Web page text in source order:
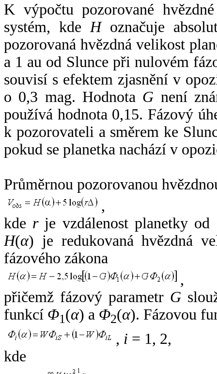
K výpočtu pozorované
systém, kde Hoznačuje
pozorovaná hvězdná velikost
a 1 au od Slunce při nulovém
souvisí s efektem zjasnění v
o 0,3 mag. Hodnota G není
používá hodnota 0,15. Fázový
k pozorovateli a směrem ke
pokud se planetka nachází v
Průměrnou pozorovanou
,
kde rje vzdálenost planetky od
H(α) je redukovaná hvězdná
fázového zákona
,
přičemž fázový parametr G
funkcí Φ1(α) a Φ2(α). Fázovou
, i = 1, 2,
kde